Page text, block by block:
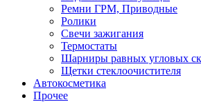
Ремни ГРМ, Приводные
Ролики
Свечи зажигания
Термостаты
Шарниры равных угловых
Щетки стеклоочистителя
Автокосметика
Прочее